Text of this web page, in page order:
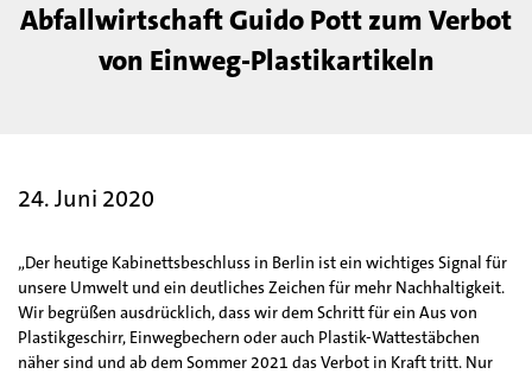
Abfallwirtschaft Guido Pott zum Verbot
von Einweg-Plastikartikeln
24. Juni 2020
„Der heutige Kabinettsbeschluss in Berlin ist ein wichtiges Signal für
unsere Umwelt und ein deutliches Zeichen für mehr Nachhaltigkeit.
Wir begrüßen ausdrücklich, dass wir dem Schritt für ein Aus von
Plastikgeschirr, Einwegbechern oder auch Plastik-Wattestäbchen
näher sind und ab dem Sommer 2021 das Verbot in Kraft tritt. Nur